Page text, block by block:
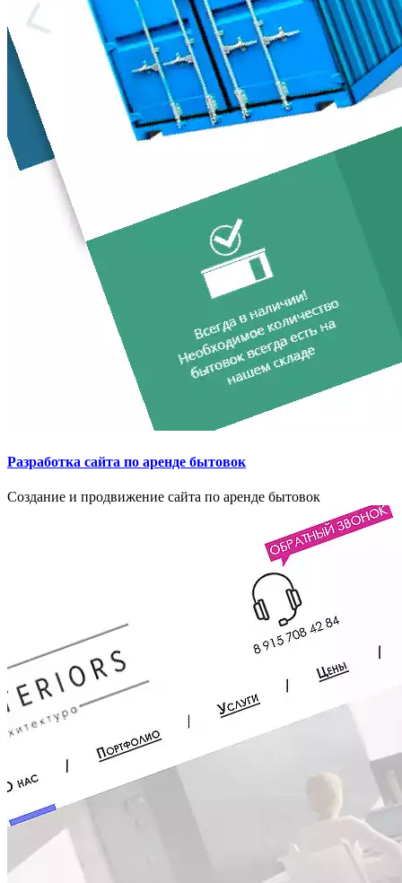
Разработка сайта по аренде бытовок
Создание и продвижение сайта по аренде бытовок